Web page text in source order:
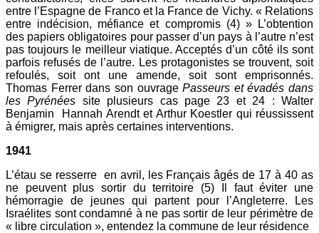
entre l’Espagne de Franco et la France de Vichy. « Relations
entre indécision, méfiance et compromis (4) » L’obtention
des papiers obligatoires pour passer d’un pays à l’autre n’est
pas toujours le meilleur viatique. Acceptés d’un côté ils sont
parfois refusés de l’autre. Les protagonistes se trouvent, soit
refoulés, soit ont une amende, soit sont emprisonnés.
Thomas Ferrer dans son ouvragePasseurs et évadés dans
les Pyrénées site plusieurs cas page 23 et 24 : Walter
Benjamin Hannah Arendt et Arthur Koestler qui réussissent
à émigrer, mais après certaines interventions.
1941
L’étau se resserre en avril, les Français âgés de 17 à 40 as
ne peuvent plus sortir du territoire (5) Il faut éviter une
hémorragie de jeunes qui partent pour l’Angleterre. Les
Israélites sont condamné à ne pas sortir de leur périmètre de
« libre circulation », entendez la commune de leur résidence